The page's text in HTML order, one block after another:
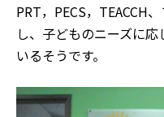
PRT，PECS，TEACCH
し、子どものニーズに
いるそうです。